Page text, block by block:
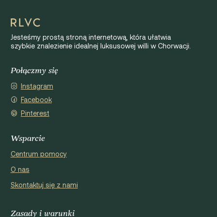
Jesteśmy prostą stroną internetową, która ułatwia
szybkie znalezienie idealnej luksusowej willi w Chorwacji.
Połączmy się
Instagram
Facebook
Pinterest
Wsparcie
Centrum pomocy
O nas
Skontaktuj się z nami
Zasady i warunki